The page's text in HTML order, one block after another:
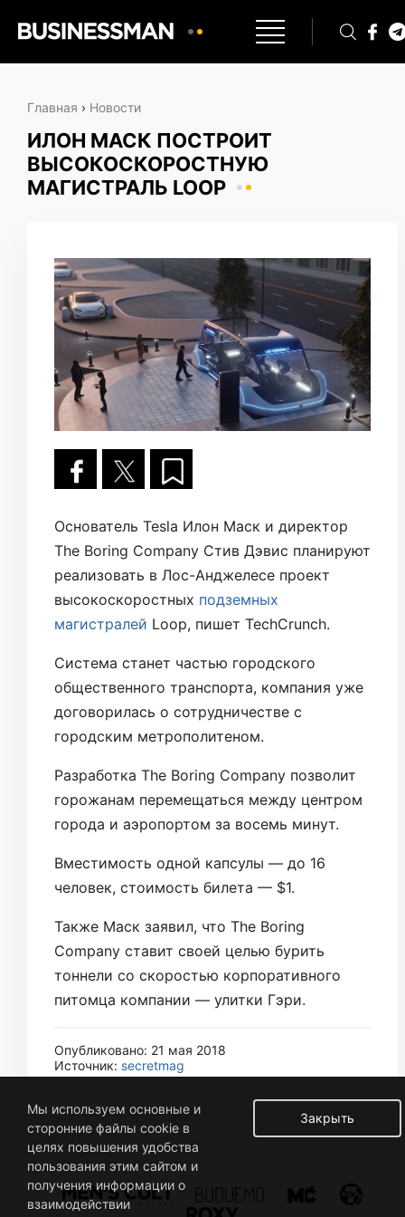
Главная › Новости
ИЛОН МАСК ПОСТРОИТ
ВЫСОКОСКОРОСТНУЮ
МАГИСТРАЛЬ LOOP
Основатель Tesla Илон Маск и директор
The Boring Company Стив Дэвис планируют
реализовать в Лос-Анджелесе проект
высокоскоростных подземных
магистралей Loop, пишет TechCrunch.
Система станет частью городского
общественного транспорта, компания уже
договорилась о сотрудничестве с
городским метрополитеном.
Разработка The Boring Company позволит
горожанам перемещаться между центром
города и аэропортом за восемь минут.
Вместимость одной капсулы — до 16
человек, стоимость билета — $1.
Также Маск заявил, что The Boring
Company ставит своей целью бурить
тоннели со скоростью корпоративного
питомца компании — улитки Гэри.
Опубликовано: 21 мая 2018
Источник: secretmag
Закрыть
Мы используем основные и
сторонние файлы cookie в
целях повышения удобства
пользования этим сайтом и
получения информации о
взаимодействии